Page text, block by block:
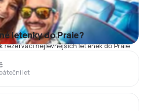
letenky do Praie?
rezervaci nejlevnějších letenek do Praie
let